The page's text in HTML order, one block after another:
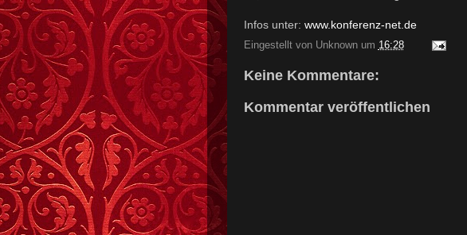
Infos unter: www.konferenz-net.de
Eingestellt von Unknown um 16:28
Keine Kommentare:
Kommentar veröffentlichen